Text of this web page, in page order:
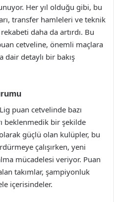
Her yıl olduğu gibi, bu
transfer hamleleri ve teknik
daha da artırdı. Bu
cetveline, önemli maçlara
dair detaylı bir bakış
puan cetvelinde bazı
beklenmedik bir şekilde
güçlü olan kulüpler, bu
çalışırken, yeni
mücadelesi veriyor. Puan
takımlar, şampiyonluk
içerisindeler.